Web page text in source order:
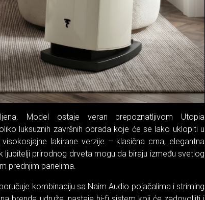
Model ostaje veran prepoznatljivom Utopia
luksuznih završnih obrada koje će se lako uklopiti u
lakirane verzije – klasična crna, elegantna
prirodnog drveta mogu da biraju između svetlog
prednjim panelima.
kombinaciju sa Naim Audio pojačalima i striming